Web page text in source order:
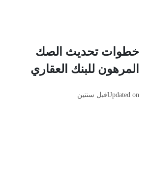
خطوات تحديث الصك
المرهون للبنك العقاري
Updated onقبل سنتين